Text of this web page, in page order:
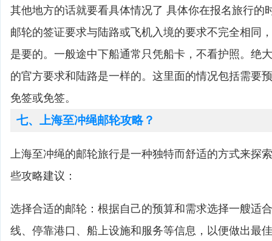
其他地方的话就要看具体情况了 具体你在报名旅行的
邮轮的签证要求与陆路或飞机入境的要求不完全相同
是要的。一般途中下船通常只凭船卡，不看护照。绝
的官方要求和陆路是一样的。这里面的情况包括需要
免签或免签。
七、上海至冲绳邮轮攻略？
上海至冲绳的邮轮旅行是一种独特而舒适的方式来探
些攻略建议：
选择合适的邮轮：根据自己的预算和需求选择一艘适
线、停靠港口、船上设施和服务等信息，以便做出最